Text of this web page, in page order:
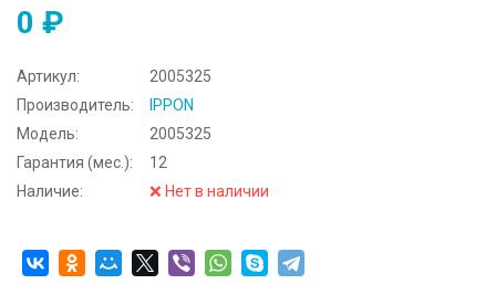
0 ₽
Артикул:
2005325
Производитель:
IPPON
Модель:
2005325
Гарантия (мес.):
12
Наличие:
❌ Нет в наличии